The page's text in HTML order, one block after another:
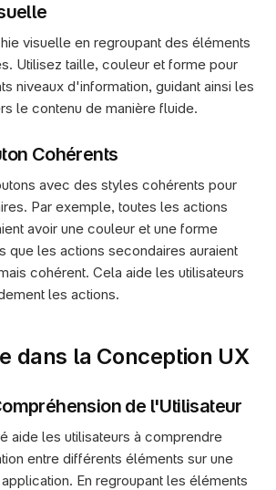
visuelle en regroupant des éléments
Utilisez taille, couleur et forme pour
niveaux d'information, guidant ainsi les
le contenu de manière fluide.
Cohérents
avec des styles cohérents pour
Par exemple, toutes les actions
avoir une couleur et une forme
que les actions secondaires auraient
cohérent. Cela aide les utilisateurs
les actions.
dans la Conception UX
de l'Utilisateur
aide les utilisateurs à comprendre
entre différents éléments sur une
En regroupant les éléments